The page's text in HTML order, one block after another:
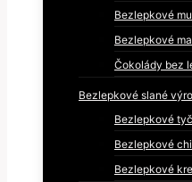
Bezlepkové
Bezlepkové
Čokolády bez
Bezlepkové slané
Bezlepkové
Bezlepkové
Bezlepkové